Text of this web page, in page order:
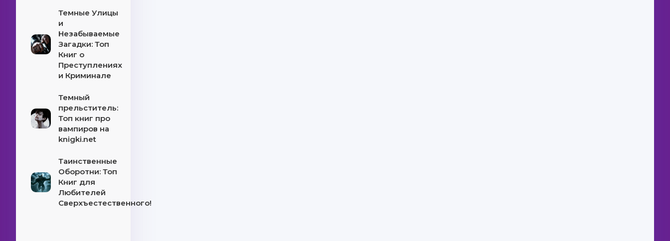
Темные Улицы
и
Незабываемые
Загадки: Топ
Книг о
Преступлениях
и Криминале
Темный
прельститель:
Топ книг про
вампиров на
knigki.net
Таинственные
Оборотни: Топ
Книг для
Любителей
Сверхъестественного!